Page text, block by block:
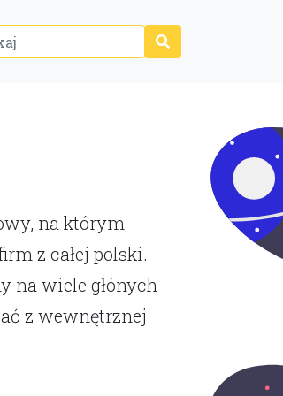
na którym
z całej polski.
wiele głónych
z wewnętrznej